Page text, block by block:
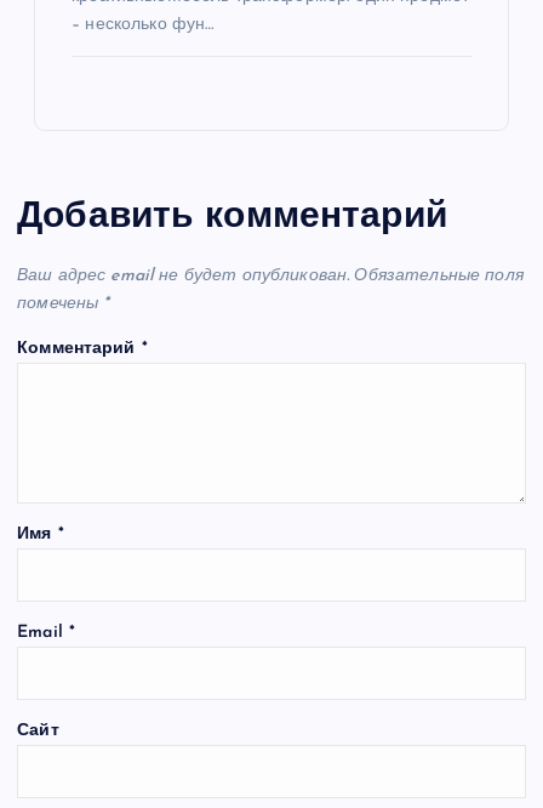
– несколько фун…
Добавить комментарий
Ваш адрес email не будет опубликован. Обязательные поля
помечены *
Комментарий *
Имя *
Email *
Сайт